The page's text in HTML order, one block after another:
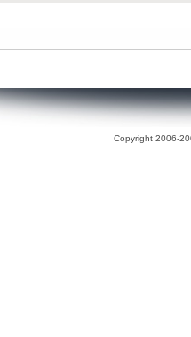
Copyright 2006-